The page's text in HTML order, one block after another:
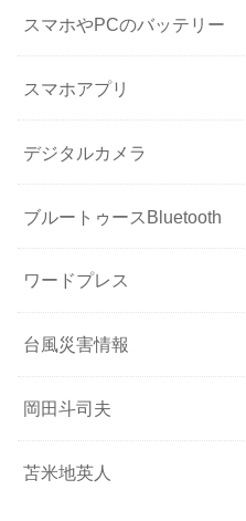
スマホやPCのバッテリー
スマホアプリ
デジタルカメラ
ブルートゥースBluetooth
ワードプレス
台風災害情報
岡田斗司夫
苫米地英人